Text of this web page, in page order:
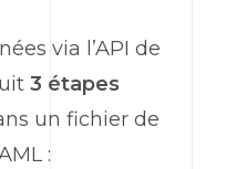
via l’API de
3 étapes
un fichier de
: